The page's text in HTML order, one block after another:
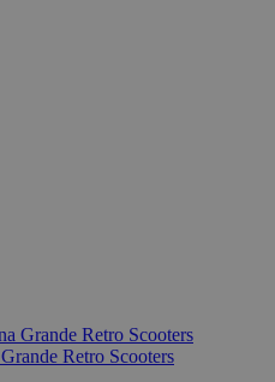
Retro Scooters